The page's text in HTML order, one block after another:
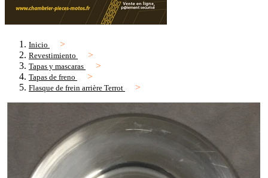
Inicio
Revestimiento
Tapas y mascaras
Tapas de freno
Flasque de frein arrière Terrot